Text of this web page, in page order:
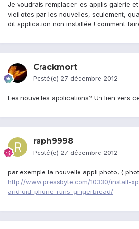
Je voudrais remplacer les applis galerie
vieillotes par les nouvelles, seulement,
dit application non installée ! comment
Crackmort
Posté(e) 27 décembre 2012
Les nouvelles applications? Un lien vers
raph9998
Posté(e) 27 décembre 2012
par exemple la nouvelle appli photo, (
http://www.pressbyte.com/10330/install-
android-phone-runs-gingerbread/